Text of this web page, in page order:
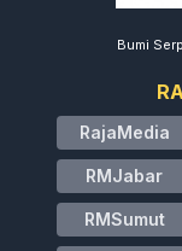
Bumi
RajaMedia
RMJabar
RMSumut